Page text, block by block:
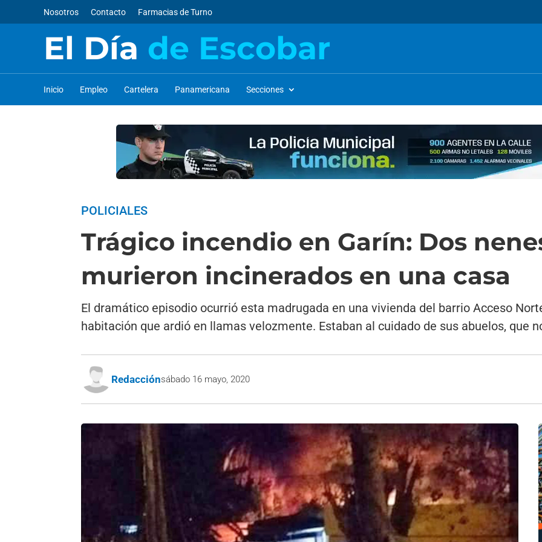
Nosotros Contacto Farmacias de Turno
El Día de Escobar
Inicio Empleo Cartelera Panamericana Secciones
POLICIALES
Trágico incendio en Garín: Dos
murieron incinerados en una casa
El dramático episodio ocurrió esta madrugada en una vivienda del barrio Acceso
habitación que ardió en llamas velozmente. Estaban al cuidado de sus abuelos, que
Redacciónsábado 16 mayo, 2020